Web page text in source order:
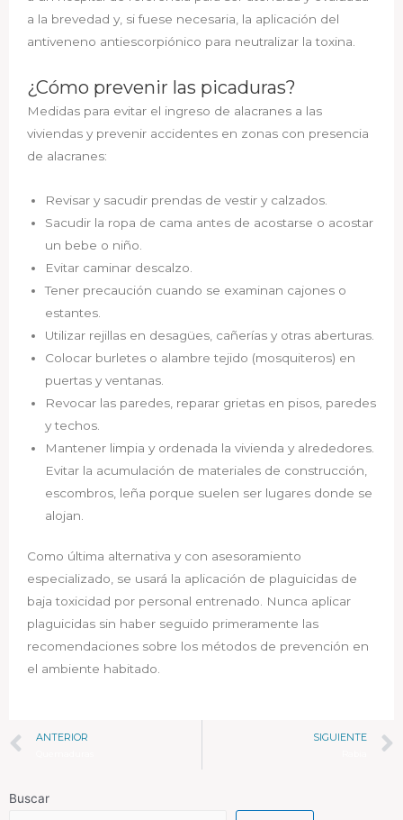
a la brevedad y, si fuese necesaria, la aplicación del
antiveneno antiescorpiónico para neutralizar la toxina.
¿Cómo prevenir las picaduras?
Medidas para evitar el ingreso de alacranes a las
viviendas y prevenir accidentes en zonas con presencia
de alacranes:
Revisar y sacudir prendas de vestir y calzados.
Sacudir la ropa de cama antes de acostarse o acostar
un bebe o niño.
Evitar caminar descalzo.
Tener precaución cuando se examinan cajones o
estantes.
Utilizar rejillas en desagües, cañerías y otras aberturas.
Colocar burletes o alambre tejido (mosquiteros) en
puertas y ventanas.
Revocar las paredes, reparar grietas en pisos, paredes
y techos.
Mantener limpia y ordenada la vivienda y alrededores.
Evitar la acumulación de materiales de construcción,
escombros, leña porque suelen ser lugares donde se
alojan.
Como última alternativa y con asesoramiento
especializado, se usará la aplicación de plaguicidas de
baja toxicidad por personal entrenado. Nunca aplicar
plaguicidas sin haber seguido primeramente las
recomendaciones sobre los métodos de prevención en
el ambiente habitado.
ANTERIOR SIGUIENTE
Buscar